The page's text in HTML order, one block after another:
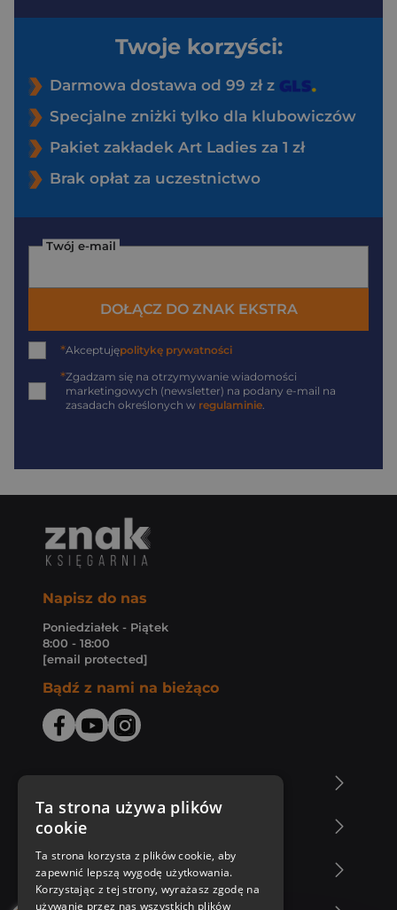
Twoje korzyści:
Darmowa dostawa od 99 zł z
Specjalne zniżki tylko dla klubowiczów
Pakiet zakładek Art Ladies za 1 zł
Brak opłat za uczestnictwo
Twój e-mail
DOŁĄCZ DO ZNAK EKSTRA
*Akceptujępolitykę prywatności
*Zgadzam się na otrzymywanie wiadomości
marketingowych (newsletter) na podany e-mail na
zasadach określonych w regulaminie.
Napisz do nas
Poniedziałek - Piątek
8:00 - 18:00
[email protected]
Bądź z nami na bieżąco
Zakupy u nas
Nasza oferta
Ta strona używa plików
cookie
Ta strona korzysta z plików cookie, aby
zapewnić lepszą wygodę użytkowania.
Korzystając z tej strony, wyrażasz zgodę na
używanie przez nas wszystkich plików